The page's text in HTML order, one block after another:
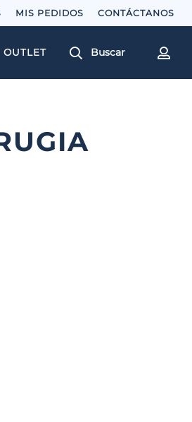
MIS PEDIDOS
OUTLET Buscar